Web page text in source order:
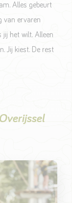
Alles gebeurt
van ervaren
jij het wilt. Alleen
Jij kiest. De rest